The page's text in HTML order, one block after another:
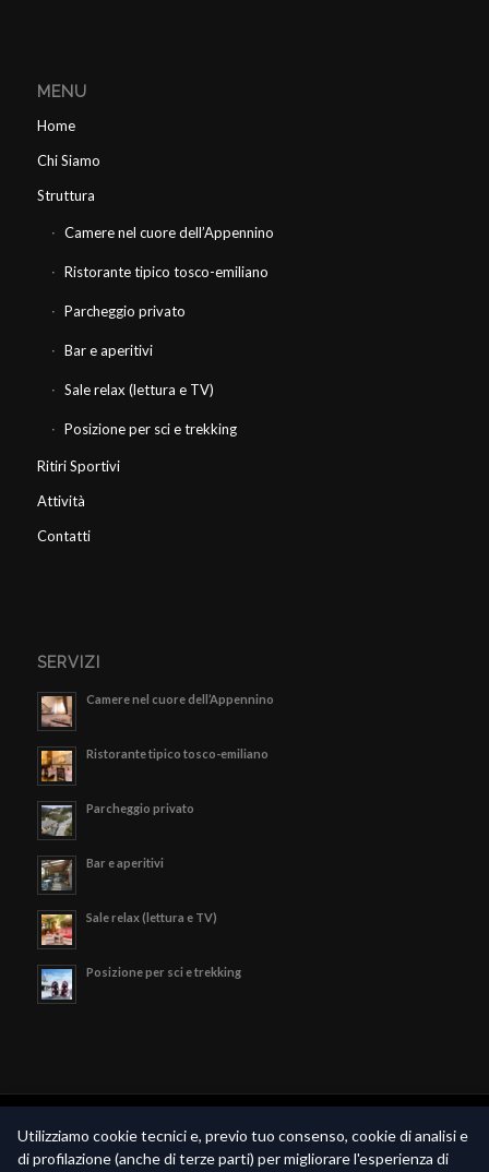
MENU
Home
Chi Siamo
Struttura
Camere nel cuore dell’Appennino
Ristorante tipico tosco-emiliano
Parcheggio privato
Bar e aperitivi
Sale relax (lettura e TV)
Posizione per sci e trekking
Ritiri Sportivi
Attività
Contatti
SERVIZI
Camere nel cuore dell’Appennino
Ristorante tipico tosco-emiliano
Parcheggio privato
Bar e aperitivi
Sale relax (lettura e TV)
Posizione per sci e trekking
Realizzato daPiramedia.it
Utilizziamo cookie tecnici e, previo tuo consenso, cookie di analisi e
di profilazione (anche di terze parti) per migliorare l'esperienza di